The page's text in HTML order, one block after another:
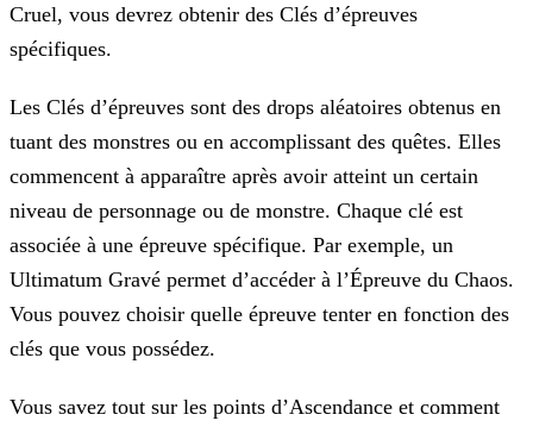
Cruel, vous devrez obtenir des Clés d’épreuves
spécifiques.
Les Clés d’épreuves sont des drops aléatoires obtenus en
tuant des monstres ou en accomplissant des quêtes. Elles
commencent à apparaître après avoir atteint un certain
niveau de personnage ou de monstre. Chaque clé est
associée à une épreuve spécifique. Par exemple, un
Ultimatum Gravé permet d’accéder à l’Épreuve du Chaos.
Vous pouvez choisir quelle épreuve tenter en fonction des
clés que vous possédez.
Vous savez tout sur les points d’Ascendance et comment